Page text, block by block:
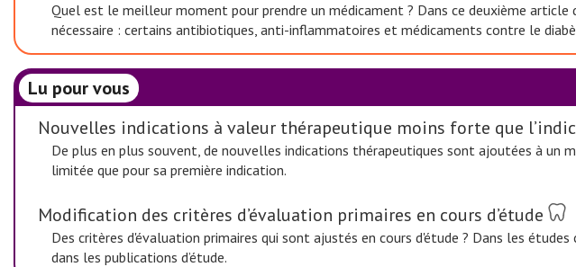
Quel est le meilleur moment pour prendre un médicament ? Dans ce deuxième
nécessaire : certains antibiotiques, anti-inflammatoires et médicaments contre le
Lu pour vous
Nouvelles indications à valeur thérapeutique moins forte que
De plus en plus souvent, de nouvelles indications thérapeutiques sont ajoutées à un
limitée que pour sa première indication.
Modification des critères d’évaluation primaires en cours d’étude
Des critères d'évaluation primaires qui sont ajustés en cours d'étude ? Dans les
dans les publications d’étude.